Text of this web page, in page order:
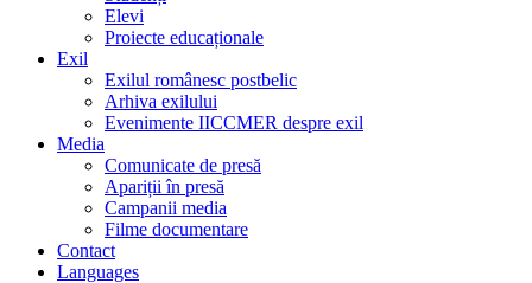
Elevi
Proiecte educaționale
Exil
Exilul românesc postbelic
Arhiva exilului
Evenimente IICCMER despre exil
Media
Comunicate de presă
Apariții în presă
Campanii media
Filme documentare
Contact
Languages